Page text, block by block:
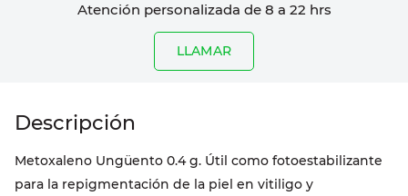
Atención personalizada de 8 a 22 hrs
LLAMAR
Metoxaleno Ungüento 0.4 g. Útil como fotoestabilizante
para la repigmentación de la piel en vitiligo y